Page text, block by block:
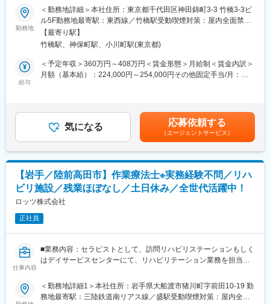
変更の範囲：会社の定める業務
・月1回美容注射無料
・社割制度（脱毛やHIFU、ボトックス、ダーマペン4、ピーリン
グ、フラクショナルレーザー、レーザートーニング、美容点滴、
美容注射、ホクロ除去など、人気の美容施術半額）※ご家族利用可
・提携施設の一時・病児保育利用料半額
場で悩む方をサポートする、都会の精神科医療の最前線のクリニ
ックです。
・年間のべ7万件以上のカウンセリングを行っており、当院は悩め
る患者様にとっての”拠り所”であり続けています。
・口コミWebサービスにて「日曜診療」「女医のいるクリニッ
ク」で総合ランキング一位を受賞！多くの雑誌媒体において「安
心できるクリニックNo.1」とご紹介頂いています。
変更の範囲：会社の定める業務
■業務概要：
企業からの「どうすれば戦力化できるか」というご相談を起点
に、就業者にヒアリング、企業へ内容共有とアドバイスを行って
いただきます。
■具体的には：
主には以下の4つの業務のオペレーションを軸に、企業ごとのニー
ズに合わせた支援を行っていただきます。
（1） 相談窓口の運用・進行管理
くりを主軸に行います。
（2） 企業ヒアリングと個別面談（企業担当カウンセラー）
企業が抱える課題感を事前ヒアリングし、対象者本人と面談（オ
（3） 企業へのフィードバック（報告書作成・助言）
面談内容を報告書にまとめ、企業へフィードバック。本人への直
接指導ではなく「企業側が実行できる具体的な対応策や配慮」を
提案・助言します。
新規案件の共有や担当割り振り、運用フローのすり合わせなど、
チームで円滑にサポートする体制を整えます。
定着支援サービス『ワクサポ』にて、障害のある方の「戦力化」
と企業の「組織づくり」を支援します。
■ カウンセラーの専門性を高めるサポート体制（勉強会・ケース
相談）
勤務地
＜勤務地詳細＞本社住所：東京都千代田区神田錦町3-3 竹橋3-3ビ
ル5F勤務地最寄駅：東西線／竹橋駅受動喫煙対策：屋内全面禁煙
変更の範囲：会社の定める事業所（リモートワーク含む）
【最寄り駅】
竹橋駅、神保町駅、小川町駅(東京都)
給与
＜予定年収＞360万円～408万円＜賃金形態＞月給制＜賃金内訳＞
月額（基本給）：224,000円～254,000円その他固定手当/月：
手当＞有＜給与補足＞■別途資格手当あり■昇給・評価制度：年2
回■賞与：年2回（7・12月）※基本給1ヶ月分ベースの業績連動賃
金はあくまでも目安の金額であり、選考を通じて上下する可能性
があります。月給(月額)は固定手当を含めた表記です。
気になる 応募依頼する
（エージェントサービス）
【岩手／陸前高田市】作業療法士※実務経験不問／リハ
ビリ施設／残業ほぼなし／土日休み／全世代活躍中！
ロッツ株式会社
正社員
仕事内容
■業務内容：セラピストとして、訪問リハビリステーションもしく
はデイサービスセンターにて、リハビリテーション業務を担当い
■業務の特徴：
＜勤務地詳細1＞本社住所：岩手県大船渡市猪川町字前田10-19 勤
務地最寄駅：三陸鉄道南リアス線／盛駅受動喫煙対策：屋内全面